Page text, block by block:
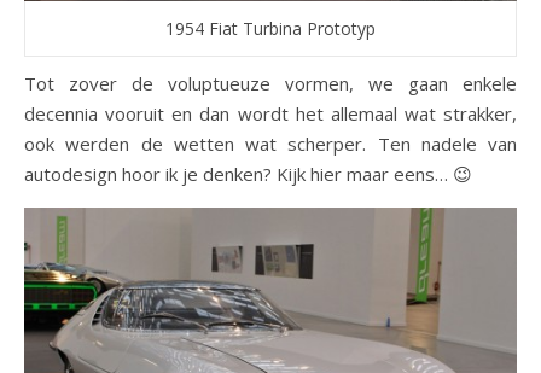
1954 Fiat Turbina Prototyp
Tot zover de voluptueuze vormen, we gaan enkele
decennia vooruit en dan wordt het allemaal wat strakker,
ook werden de wetten wat scherper. Ten nadele van
autodesign hoor ik je denken? Kijk hier maar eens… 😉